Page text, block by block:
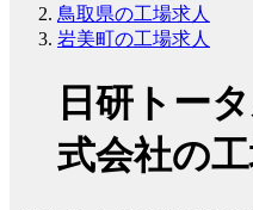
鳥取県の工場求人
岩美町の工場求人
日研トー
式会社の